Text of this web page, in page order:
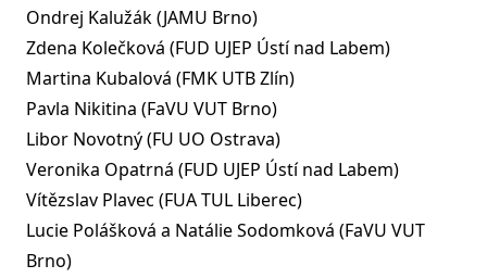
Ondrej Kalužák (JAMU Brno)
Zdena Kolečková (FUD UJEP Ústí nad Labem)
Martina Kubalová (FMK UTB Zlín)
Pavla Nikitina (FaVU VUT Brno)
Libor Novotný (FU UO Ostrava)
Veronika Opatrná (FUD UJEP Ústí nad Labem)
Vítězslav Plavec (FUA TUL Liberec)
Lucie Polášková a Natálie Sodomková (FaVU VUT
Brno)